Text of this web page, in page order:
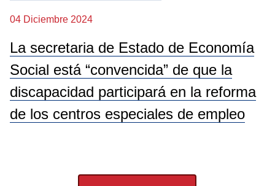
04 Diciembre 2024
La secretaria de Estado de Economía
Social está “convencida” de que la
discapacidad participará en la reforma
de los centros especiales de empleo